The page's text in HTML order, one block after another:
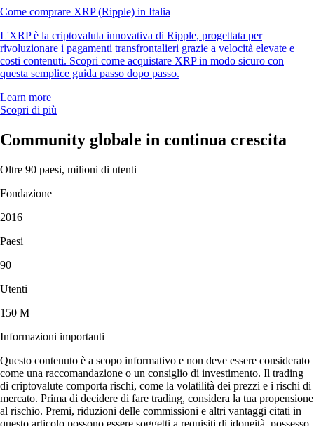
Come comprare XRP (Ripple) in Italia
L'XRP è la criptovaluta innovativa di Ripple, progettata per
rivoluzionare i pagamenti transfrontalieri grazie a velocità elevate e
costi contenuti. Scopri come acquistare XRP in modo sicuro con
questa semplice guida passo dopo passo.
Learn more
Scopri di più
Community globale in continua crescita
Oltre 90 paesi, milioni di utenti
Fondazione
2016
Paesi
90
Utenti
150 M
Informazioni importanti
Questo contenuto è a scopo informativo e non deve essere considerato
come una raccomandazione o un consiglio di investimento. Il trading
di criptovalute comporta rischi, come la volatilità dei prezzi e i rischi di
mercato. Prima di decidere di fare trading, considera la tua propensione
al rischio. Premi, riduzioni delle commissioni e altri vantaggi citati in